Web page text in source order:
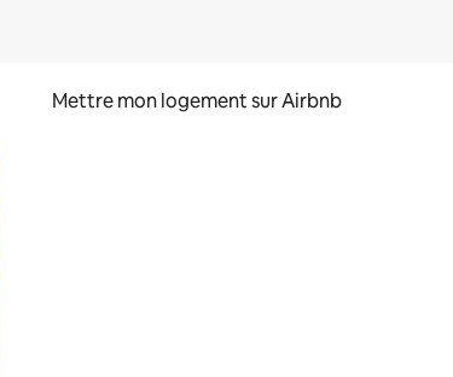
Mettre mon logement sur Airbnb